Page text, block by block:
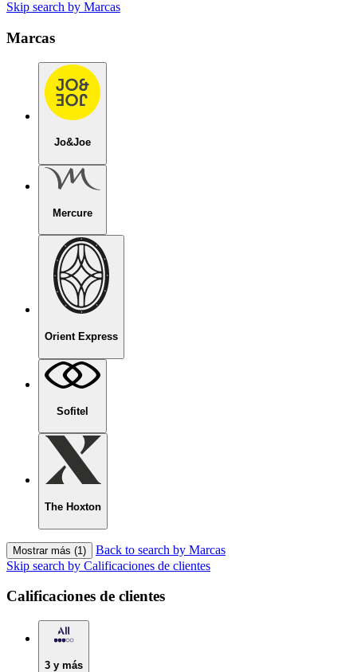
Skip search by Marcas
Marcas
Jo&Joe
Mercure
Orient Express
Sofitel
The Hoxton
Mostrar más (1)
Back to search by Marcas
Skip search by Calificaciones de clientes
Calificaciones de clientes
3 y más